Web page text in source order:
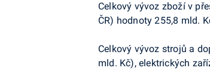
Celkový vývoz zboží v
ČR) hodnoty 255,8 mld.
Celkový vývoz strojů a
mld. Kč), elektrických